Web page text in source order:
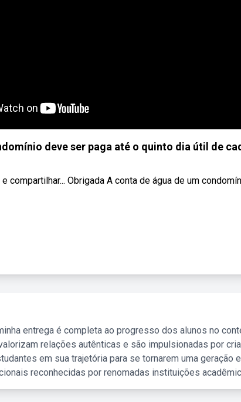
deve ser paga até o quinto dia útil de
compartilhar... Obrigada A conta de água de um
entrega é completa ao progresso dos alunos no
relações autênticas e são impulsionadas por
em sua trajetória para se tornarem uma geração
reconhecidas por renomadas instituições